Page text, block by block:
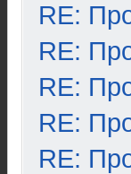
RE:
RE:
RE:
RE:
RE: